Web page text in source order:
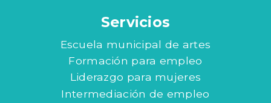
Servicios
Escuela municipal de artes
Formación para empleo
Liderazgo para mujeres
Intermediación de empleo